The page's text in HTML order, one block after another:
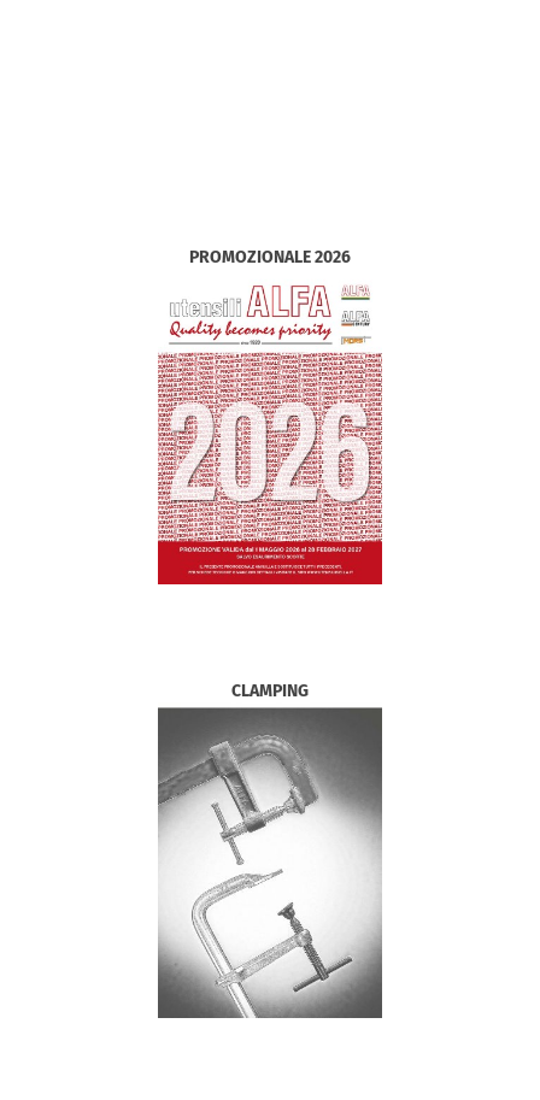
PROMOZIONALE 2026
CLAMPING